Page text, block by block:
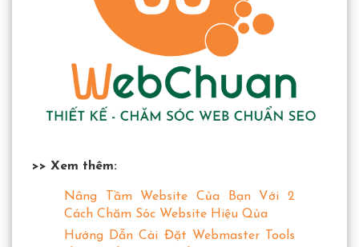
>> Xem thêm:
Nâng Tầm Website Của Bạn Với 2
Cách Chăm Sóc Website Hiệu Qủa
Hướng Dẫn Cài Đặt Webmaster Tools